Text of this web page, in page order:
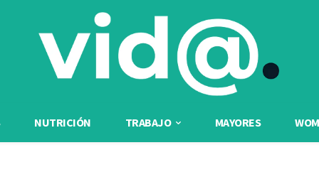
NUTRICIÓN TRABAJO MAYORES